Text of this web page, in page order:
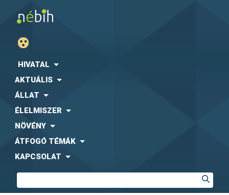
HIVATAL
AKTUÁLIS
ÁLLAT
ÉLELMISZER
NÖVÉNY
ÁTFOGÓ TÉMÁK
KAPCSOLAT